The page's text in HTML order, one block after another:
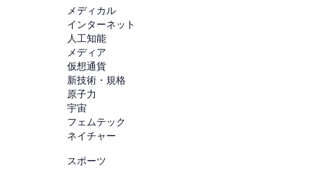
メディカル
インターネット
人工知能
メディア
仮想通貨
新技術・規格
原子力
宇宙
フェムテック
ネイチャー
スポーツ